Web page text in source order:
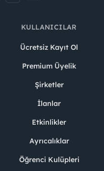
KULLANICILAR
Ücretsiz Kayıt Ol
Premium Üyelik
Şirketler
İlanlar
Etkinlikler
Ayrıcalıklar
Öğrenci Kulüpleri